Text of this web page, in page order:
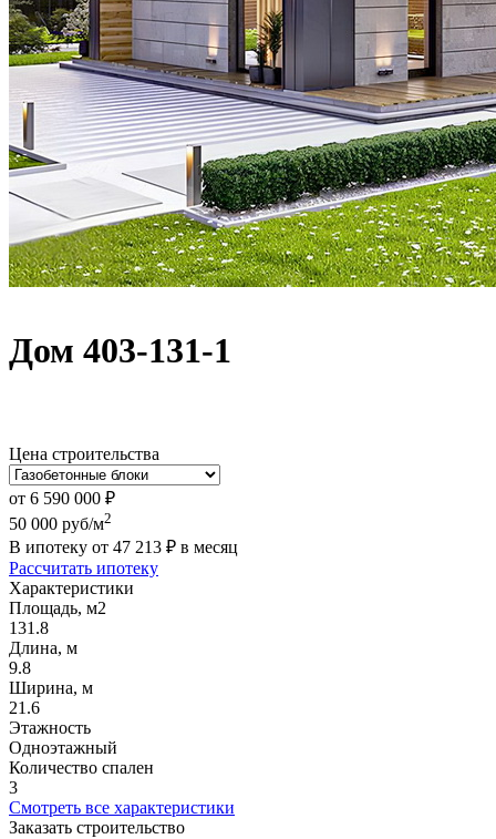
Дом 403-131-1
Цена строительства
от 6 590 000 ₽
50 000 руб/м2
В ипотеку от 47 213 ₽ в месяц
Рассчитать ипотеку
Характеристики
Площадь, м2
131.8
Длина, м
9.8
Ширина, м
21.6
Этажность
Одноэтажный
Количество спален
3
Смотреть все характеристики
Заказать строительство